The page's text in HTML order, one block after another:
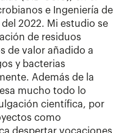
e Ingeniería de
2022. Mi estudio se
de residuos
de valor añadido a
y bacterias
Además de la
mucho todo lo
científica, por
como